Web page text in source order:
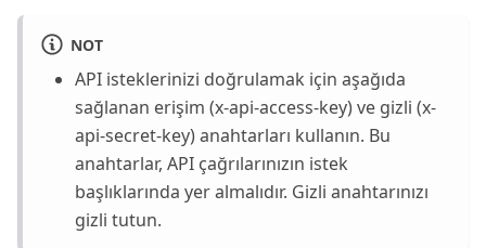
NOT
API isteklerinizi doğrulamak için aşağıda
sağlanan erişim (x-api-access-key) ve gizli (x-
api-secret-key) anahtarları kullanın. Bu
anahtarlar, API çağrılarınızın istek
başlıklarında yer almalıdır. Gizli anahtarınızı
gizli tutun.